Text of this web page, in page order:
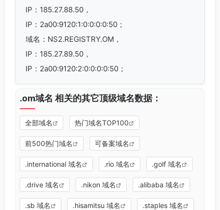
IP：185.27.88.50，
IP：2a00:9120:1:0:0:0:0:50；
域名：NS2.REGISTRY.OM，
IP：185.27.89.50，
IP：2a00:9120:2:0:0:0:0:50；
.om域名 相关的其它顶级域名数据：
全部域名 热门域名TOP100
前500热门域名 可备案域名
.international 域名 .rio 域名 .golf 域名
.drive 域名 .nikon 域名 .alibaba 域名
.sb 域名 .hisamitsu 域名 .staples 域名